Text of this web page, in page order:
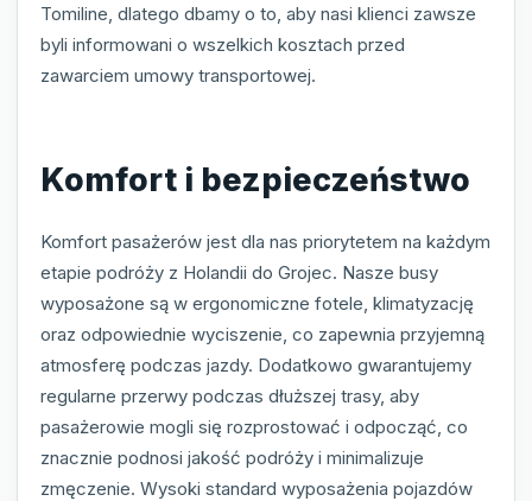
Tomiline, dlatego dbamy o to, aby nasi klienci zawsze
byli informowani o wszelkich kosztach przed
zawarciem umowy transportowej.
Komfort i bezpieczeństwo
Komfort pasażerów jest dla nas priorytetem na każdym
etapie podróży z Holandii do Grojec. Nasze busy
wyposażone są w ergonomiczne fotele, klimatyzację
oraz odpowiednie wyciszenie, co zapewnia przyjemną
atmosferę podczas jazdy. Dodatkowo gwarantujemy
regularne przerwy podczas dłuższej trasy, aby
pasażerowie mogli się rozprostować i odpocząć, co
znacznie podnosi jakość podróży i minimalizuje
zmęczenie. Wysoki standard wyposażenia pojazdów